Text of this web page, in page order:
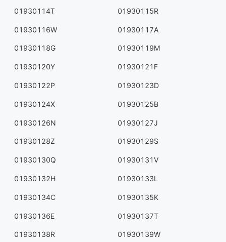
01930114T 01930115R
01930116W 01930117A
01930118G 01930119M
01930120Y 01930121F
01930122P 01930123D
01930124X 01930125B
01930126N 01930127J
01930128Z 01930129S
01930130Q 01930131V
01930132H 01930133L
01930134C 01930135K
01930136E 01930137T
01930138R 01930139W